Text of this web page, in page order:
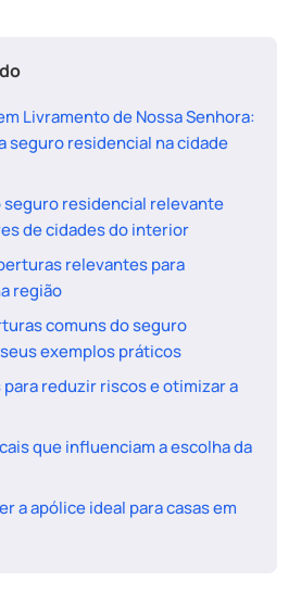
Livramento de Nossa Senhora:
seguro residencial na cidade
seguro residencial relevante
de cidades do interior
relevantes para
região
comuns do seguro
exemplos práticos
para reduzir riscos e otimizar a
que influenciam a escolha da
a apólice ideal para casas em